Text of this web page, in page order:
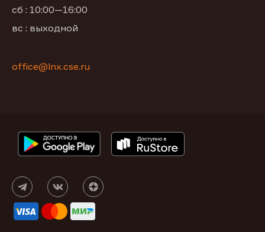
сб : 10:00—16:00
вс : выходной
office@lnx.cse.ru